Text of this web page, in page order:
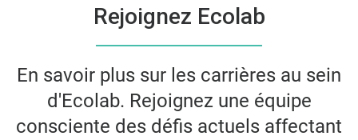
Rejoignez Ecolab
En savoir plus sur les carrières au sein
d'Ecolab. Rejoignez une équipe
consciente des défis actuels affectant